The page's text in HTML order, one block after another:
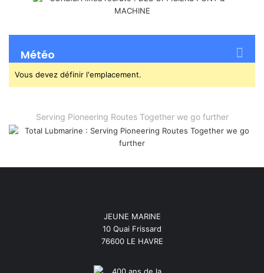
Météo
Vous devez définir l'emplacement.
Serving Pioneering Routes Together we go further
JEUNE MARINE
10 Quai Frissard
76600 LE HAVRE